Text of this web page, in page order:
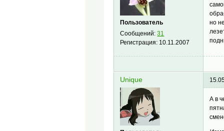
Пользователь
Сообщений:31
Регистрация: 10.11.2007
но
Unique
А в